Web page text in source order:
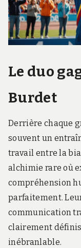
Le duo
Burdet
Derrière chaque
souvent un
travail entre la
alchimie rare où
compréhension
parfaitement.
communication
clairement
inébranlable.